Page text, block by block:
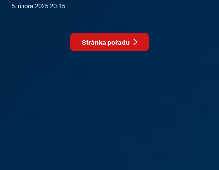
5. února 2025 20:15
Stránka pořadu